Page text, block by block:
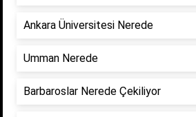
Ankara Üniversitesi Nerede
Umman Nerede
Barbaroslar Nerede Çekiliyor